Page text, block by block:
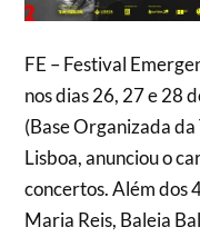
FE – Festival
nos dias 26, 27 e 28
(Base Organizada da
Lisboa, anunciou o
concertos. Além dos
Maria Reis, Baleia